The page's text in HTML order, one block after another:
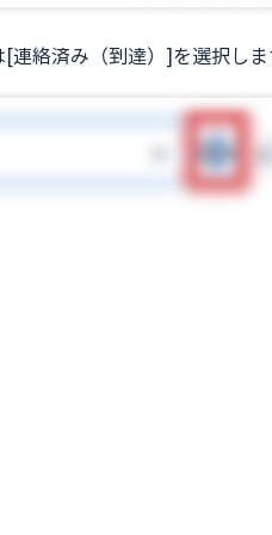
絡済み（到達）]を選択しま